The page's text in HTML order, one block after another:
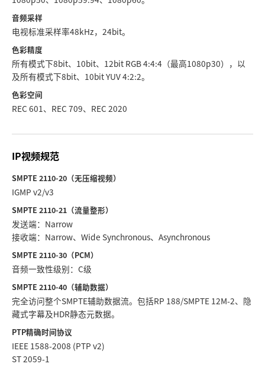
音频采样
电视标准采样率48kHz，24bit。
色彩精度
所有模式下8bit、10bit、12bit RGB 4:4:4（最高1080p30），以
及所有模式下8bit、10bit YUV 4:2:2。
色彩空间
REC 601、REC 709、REC 2020
IP视频规范
SMPTE 2110-20（无压缩视频）
IGMP v2/v3
SMPTE 2110-21（流量整形）
发送端：Narrow
接收端：Narrow、Wide Synchronous、Asynchronous
SMPTE 2110-30（PCM）
音频一致性级别：C级
SMPTE 2110-40（辅助数据）
完全访问整个SMPTE辅助数据流。包括RP 188/SMPTE 12M-2、隐
藏式字幕及HDR静态元数据。
PTP精确时间协议
IEEE 1588-2008 (PTP v2)
ST 2059-1